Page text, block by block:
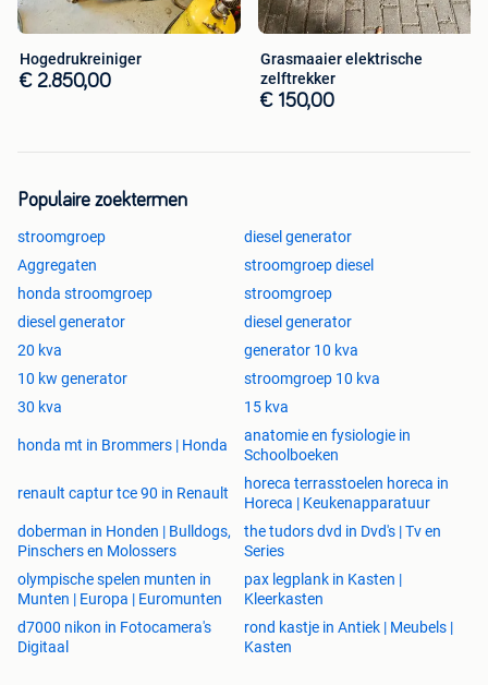
Hogedrukreiniger
€ 2.850,00
Grasmaaier elektrische
zelftrekker
€ 150,00
Populaire zoektermen
stroomgroep
diesel generator
Aggregaten
stroomgroep diesel
honda stroomgroep
stroomgroep
diesel generator
diesel generator
20 kva
generator 10 kva
10 kw generator
stroomgroep 10 kva
30 kva
15 kva
honda mt in Brommers | Honda
anatomie en fysiologie in
Schoolboeken
renault captur tce 90 in Renault
horeca terrasstoelen horeca in
Horeca | Keukenapparatuur
doberman in Honden | Bulldogs,
Pinschers en Molossers
the tudors dvd in Dvd's | Tv en
Series
olympische spelen munten in
Munten | Europa | Euromunten
pax legplank in Kasten |
Kleerkasten
d7000 nikon in Fotocamera's
Digitaal
rond kastje in Antiek | Meubels |
Kasten